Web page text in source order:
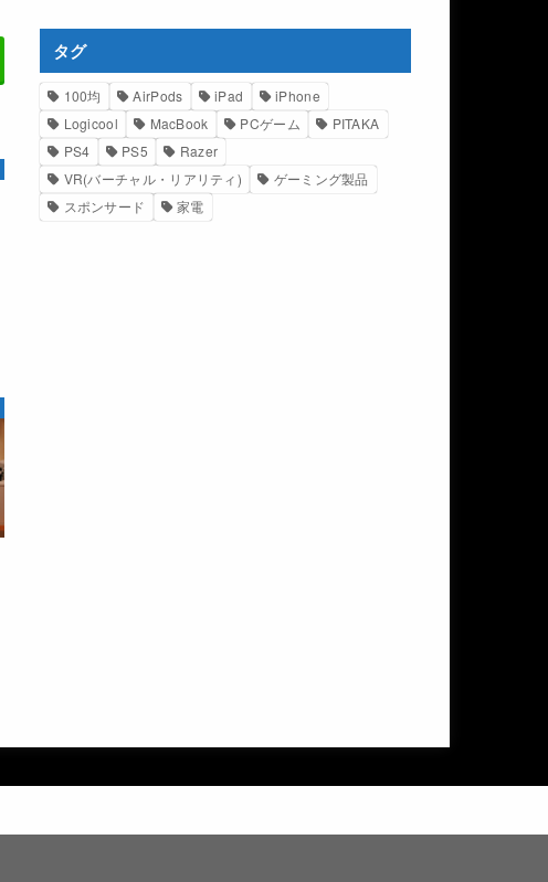
タグ
100均 AirPods iPad
iPhone
Logicool
MacBook PCゲーム
PITAKA
PS4
PS5
Razer
VR(バーチャル・リアリティ)
ゲーミング製品
スポンサード
家電